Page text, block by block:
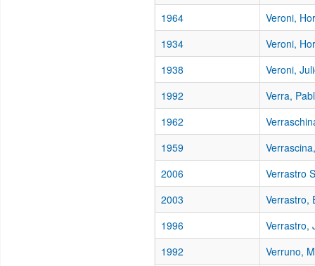
1964
Veroni,
1934
Veroni,
1938
Veroni,
1992
Verra,
1962
1959
2006
Verrastro
2003
Verrastro,
1996
Verrastro,
1992
Verruno,